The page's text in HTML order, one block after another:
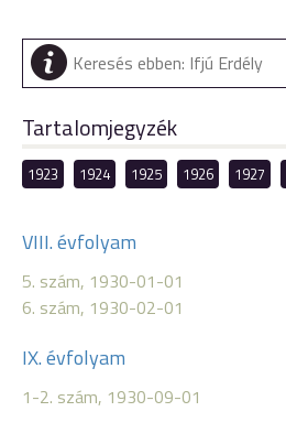
Tartalomjegyzék
1923 1924 1925 1926 1927
VIII. évfolyam
5. szám, 1930-01-01
6. szám, 1930-02-01
IX. évfolyam
1-2. szám, 1930-09-01